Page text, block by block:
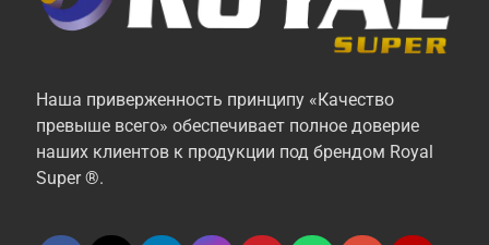
Наша приверженность принципу «Качество
превыше всего» обеспечивает полное доверие
наших клиентов к продукции под брендом Royal
Super ®.